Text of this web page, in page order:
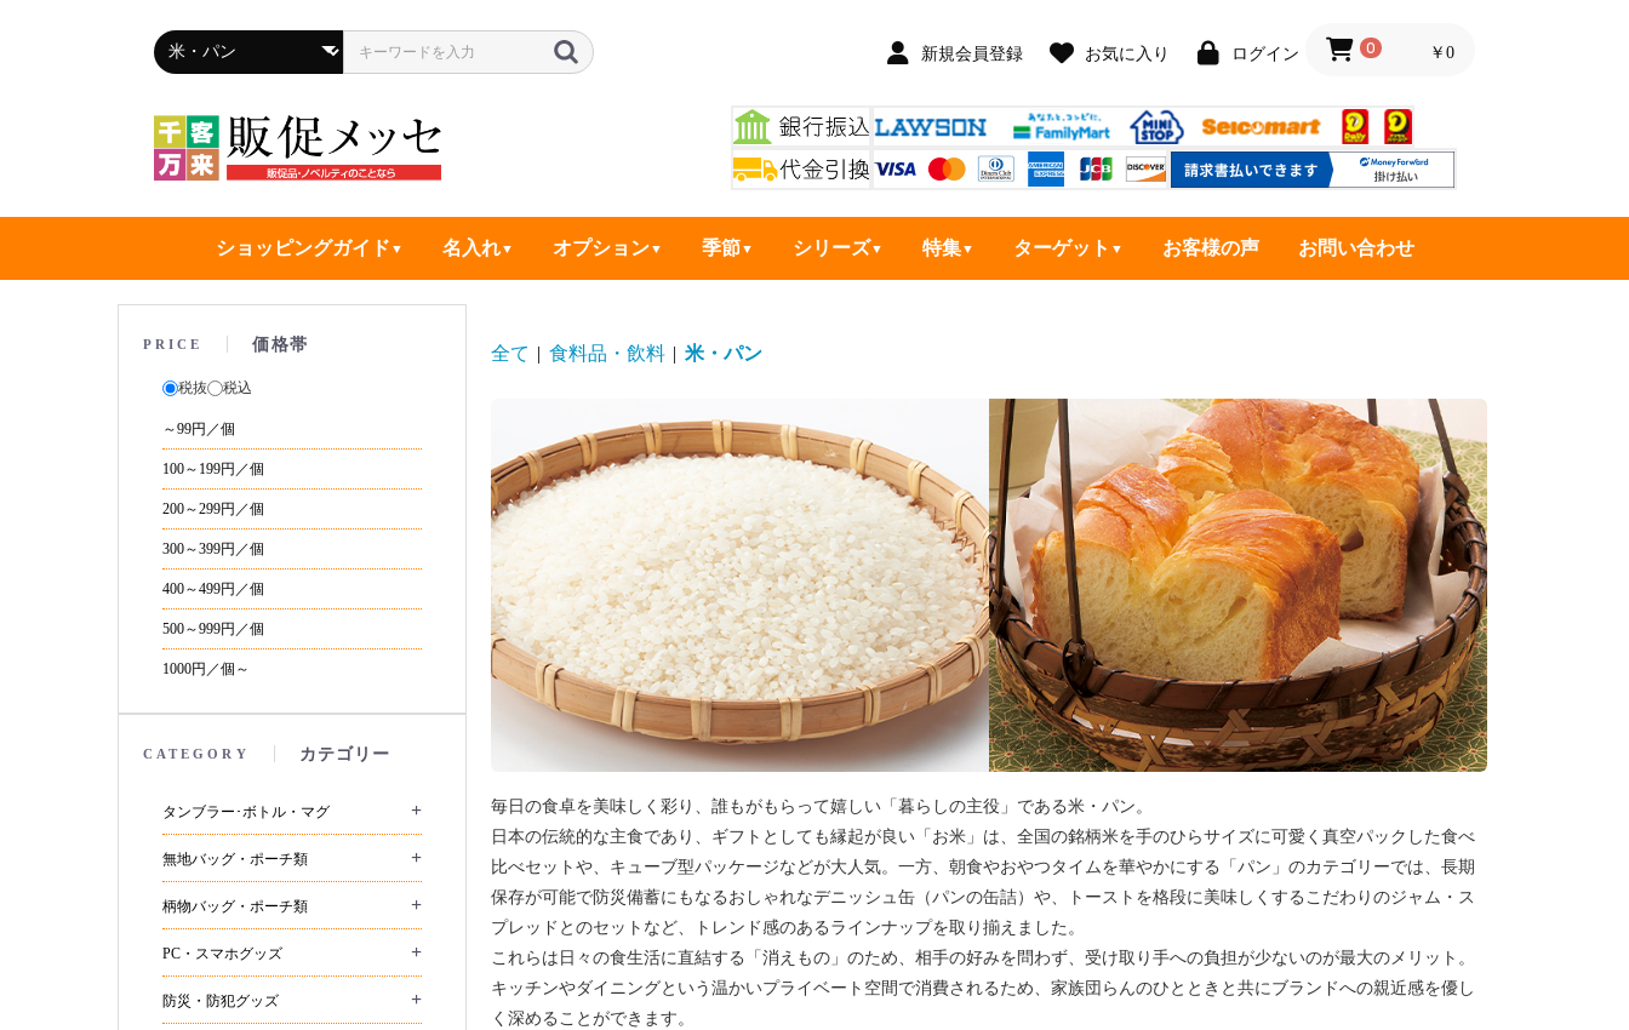
新規会員登録 お気に入り ログイン 0 ￥0
ショッピングガイド 名入れ オプション 季節 シリーズ 特集 ターゲット お客様の声 お問い合わせ
PRICE 価格帯
税抜 税込
～99円／個
100～199円／個
200～299円／個
300～399円／個
400～499円／個
500～999円／個
1000円／個～
CATEGORY カテゴリー
タンブラー･ボトル・マグ +
無地バッグ・ポーチ類 +
柄物バッグ・ポーチ類 +
PC・スマホグッズ +
防災・防犯グッズ +
全て | 食料品・飲料 | 米・パン
毎日の食卓を美味しく彩り、誰もがもらって嬉しい「暮らしの主役」である米・パン。
日本の伝統的な主食であり、ギフトとしても縁起が良い「お米」は、全国の銘柄米を手のひらサイズに可愛く真空パックした食べ
比べセットや、キューブ型パッケージなどが大人気。一方、朝食やおやつタイムを華やかにする「パン」のカテゴリーでは、長期
保存が可能で防災備蓄にもなるおしゃれなデニッシュ缶（パンの缶詰）や、トーストを格段に美味しくするこだわりのジャム・ス
プレッドとのセットなど、トレンド感のあるラインナップを取り揃えました。
これらは日々の食生活に直結する「消えもの」のため、相手の好みを問わず、受け取り手への負担が少ないのが最大のメリット。
キッチンやダイニングという温かいプライベート空間で消費されるため、家族団らんのひとときと共にブランドへの親近感を優し
く深めることができます。